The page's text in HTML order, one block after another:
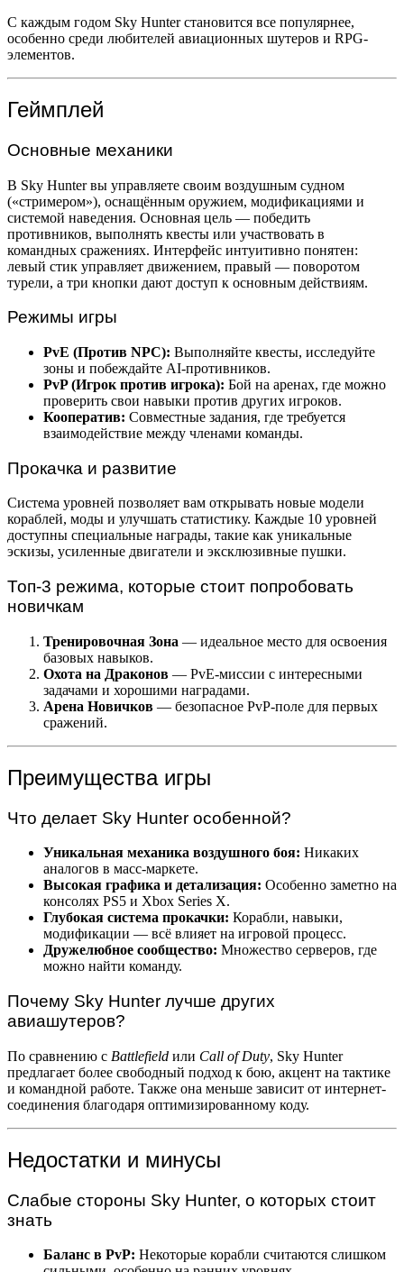
С каждым годом Sky Hunter становится все популярнее,
особенно среди любителей авиационных шутеров и RPG-
элементов.
Геймплей
Основные механики
В Sky Hunter вы управляете своим воздушным судном
(«стримером»), оснащённым оружием, модификациями и
системой наведения. Основная цель — победить
противников, выполнять квесты или участвовать в
командных сражениях. Интерфейс интуитивно понятен:
левый стик управляет движением, правый — поворотом
турели, а три кнопки дают доступ к основным действиям.
Режимы игры
PvE (Против NPC): Выполняйте квесты, исследуйте
зоны и побеждайте AI-противников.
PvP (Игрок против игрока): Бой на аренах, где можно
проверить свои навыки против других игроков.
Кооператив: Совместные задания, где требуется
взаимодействие между членами команды.
Прокачка и развитие
Система уровней позволяет вам открывать новые модели
кораблей, моды и улучшать статистику. Каждые 10 уровней
доступны специальные награды, такие как уникальные
эскизы, усиленные двигатели и эксклюзивные пушки.
Топ-3 режима, которые стоит попробовать
новичкам
Тренировочная Зона — идеальное место для освоения
базовых навыков.
Охота на Драконов — PvE-миссии с интересными
задачами и хорошими наградами.
Арена Новичков — безопасное PvP-поле для первых
сражений.
Преимущества игры
Что делает Sky Hunter особенной?
Уникальная механика воздушного боя: Никаких
аналогов в масс-маркете.
Высокая графика и детализация: Особенно заметно на
консолях PS5 и Xbox Series X.
Глубокая система прокачки: Корабли, навыки,
модификации — всё влияет на игровой процесс.
Дружелюбное сообщество: Множество серверов, где
можно найти команду.
Почему Sky Hunter лучше других
авиашутеров?
По сравнению с Battlefield или Call of Duty, Sky Hunter
предлагает более свободный подход к бою, акцент на тактике
и командной работе. Также она меньше зависит от интернет-
соединения благодаря оптимизированному коду.
Недостатки и минусы
Слабые стороны Sky Hunter, о которых стоит
знать
Баланс в PvP: Некоторые корабли считаются слишком